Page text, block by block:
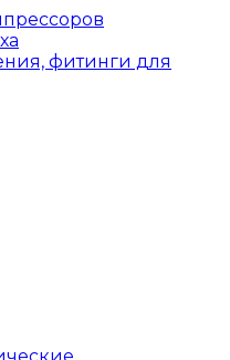
фитинги для